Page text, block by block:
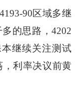
90区域多继
的思路，4202
继续关注测试
，利率决议前黄